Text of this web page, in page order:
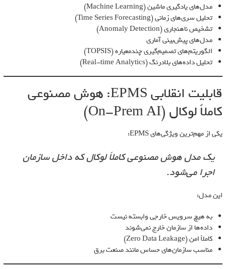
مدل‌های یادگیری ماشین (Machine Learning)
تحلیل سری‌های زمانی (Time Series Forecasting)
تشخیص ناهنجاری (Anomaly Detection)
مدل‌های پیش‌بینی آماری
الگوریتم‌های تصمیم‌گیری چندمعیاره (TOPSIS)
تحلیل داده‌های بلادرنگ (Real-time Analytics)
قابلیت انقلابی EPMS: هوش مصنوعی
کاملاً لوکال (On-Prem AI)
یکی از مهم‌ترین ویژگی‌های EPMS:
یک مدل هوش مصنوعی کاملاً لوکال که داخل سازمان
اجرا می‌شود.
این مدل:
به هیچ سرویس خارجی وابسته نیست
داده‌ها از سازمان خارج نمی‌شوند
کاملاً امن (Zero Data Leakage)
مناسب سازمان‌های حساس مانند صنعت برق